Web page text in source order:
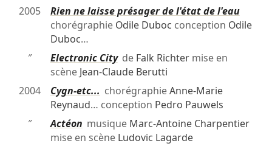
2005
Rien ne laisse présager de l'état de l'eau
chorégraphie Odile Duboc conception Odile
Duboc…
″
Electronic Cityde Falk Richtermise en
scène Jean-Claude Berutti
2004
Cygn-etc... chorégraphieAnne-Marie
Reynaud… conception Pedro Pauwels
″
Actéon musique Marc-Antoine Charpentier
mise en scène Ludovic Lagarde